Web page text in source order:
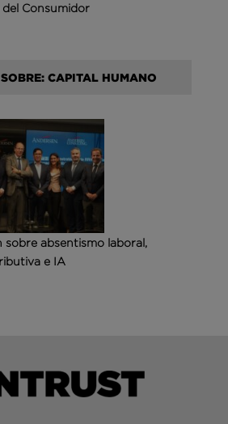
Consumidor
CAPITAL HUMANO
sobre absentismo laboral,
e IA